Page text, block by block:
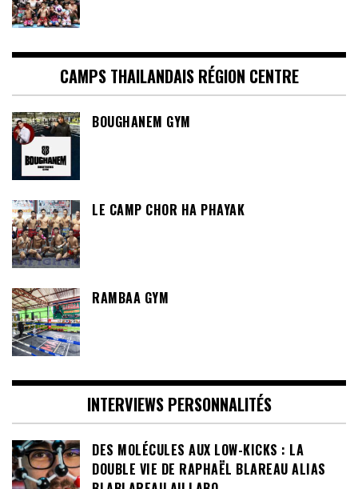
CAMPS THAILANDAIS RÉGION CENTRE
BOUGHANEM GYM
LE CAMP CHOR HA PHAYAK
RAMBAA GYM
INTERVIEWS PERSONNALITÉS
DES MOLÉCULES AUX LOW-KICKS : LA
DOUBLE VIE DE RAPHAËL BLAREAU ALIAS